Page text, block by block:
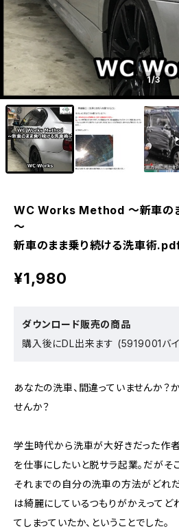
1/3
WC Works Method ～新車の
～
新車のまま乗り続ける洗車術
¥1,980
ダウンロード販売の商品
購入後にDL出来ます (5919001バ
あなたの洗車、間違っていませんか？
せんか？
学生時代から洗車が大好きだった作
を仕事にしたいと脱サラ起業。だがそ
それまでの自分の洗⾞の⽅法がどれ
は綺麗にしているつもりがかえって
てしまっていたか、ということでした。